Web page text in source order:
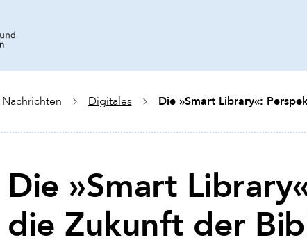
Nachrichten Digitales Die »Smart Library«:
Die »Smart
die Zukunft der